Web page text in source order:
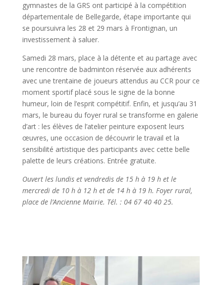
gymnastes de la GRS ont participé à la compétition
départementale de Bellegarde, étape importante qui
se poursuivra les 28 et 29 mars à Frontignan, un
investissement à saluer.
Samedi 28 mars, place à la détente et au partage avec
une rencontre de badminton réservée aux adhérents
avec une trentaine de joueurs attendus au CCR pour ce
moment sportif placé sous le signe de la bonne
humeur, loin de l’esprit compétitif. Enfin, et jusqu’au 31
mars, le bureau du foyer rural se transforme en galerie
d’art : les élèves de l’atelier peinture exposent leurs
œuvres, une occasion de découvrir le travail et la
sensibilité artistique des participants avec cette belle
palette de leurs créations. Entrée gratuite.
Ouvert les lundis et vendredis de 15 h à 19 h et le
mercredi de 10 h à 12 h et de 14 h à 19 h. Foyer rural,
place de l’Ancienne Mairie. Tél. : 04 67 40 40 25.